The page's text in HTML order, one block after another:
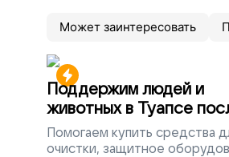
Может заинтересовать
Поддержим людей и
животных в Туапсе
разлива мазута
Помогаем купить средства
очистки, защитное